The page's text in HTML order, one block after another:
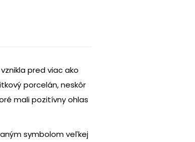
pred viac ako
porcelán, neskôr
mali pozitívny ohlas
symbolom veľkej